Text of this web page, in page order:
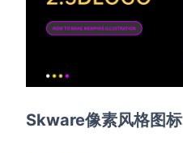
Skware像素风格图标